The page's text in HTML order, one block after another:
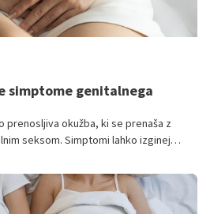
simptome genitalnega
prenosljiva okužba, ki se prenaša z
seksom. Simptomi lahko izginejo